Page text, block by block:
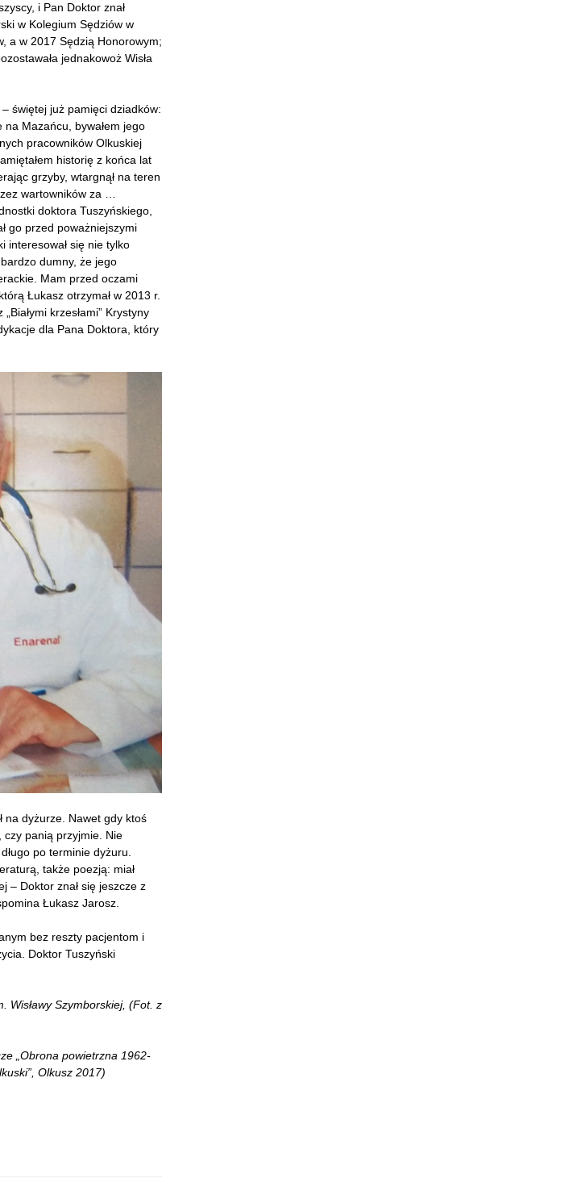
i Pan Doktor znał
w Kolegium Sędziów w
a w 2017 Sędzią Honorowym;
jednakowoż Wisła
świętej już pamięci dziadków:
Mazańcu, bywałem jego
pracowników Olkuskiej
historię z końca lat
grzyby, wtargnął na teren
wartowników za …
doktora Tuszyńskiego,
go przed poważniejszymi
interesował się nie tylko
dumny, że jego
Mam przed oczami
Łukasz otrzymał w 2013 r.
krzesłami” Krystyny
dla Pana Doktora, który
na dyżurze. Nawet gdy ktoś
czy panią przyjmie. Nie
po terminie dyżuru.
także poezją: miał
– Doktor znał się jeszcze z
Łukasz Jarosz.
bez reszty pacjentom i
Doktor Tuszyński
Wisławy Szymborskiej, (Fot. z
„Obrona powietrzna 1962-
Olkusz 2017)